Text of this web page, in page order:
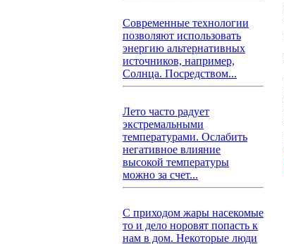
Современные технологии
позволяют использовать
энергию альтернативных
источников, например,
Солнца. Посредством...
Лето часто радует
экстремальными
температурами. Ослабить
негативное влияние
высокой температуры
можно за счет...
С приходом жары насекомые
то и дело норовят попасть к
нам в дом. Некоторые люди